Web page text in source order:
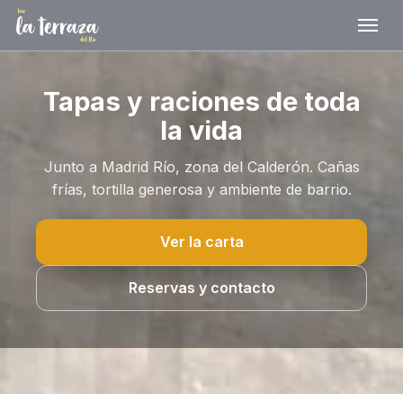
Tapas y raciones de toda
la vida
Junto a Madrid Río, zona del Calderón. Cañas
frías, tortilla generosa y ambiente de barrio.
Ver la carta
Reservas y contacto